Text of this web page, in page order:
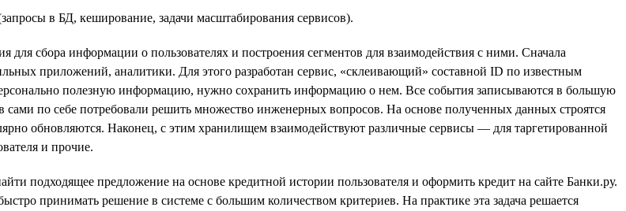
в БД, кеширование, задачи масштабирования сервисов).
сбора информации о пользователях и построения сегментов для взаимодействия с ними. Сначала
приложений, аналитики. Для этого разработан сервис, «склеивающий» составной ID по известным
полезную информацию, нужно сохранить информацию о нем. Все события записываются в большую
по себе потребовали решить множество инженерных вопросов. На основе полученных данных строятся
обновляются. Наконец, с этим хранилищем взаимодействуют различные сервисы — для таргетированной
и прочие.
подходящее предложение на основе кредитной истории пользователя и оформить кредит на сайте Банки.ру.
принимать решение в системе с большим количеством критериев. На практике эта задача решается